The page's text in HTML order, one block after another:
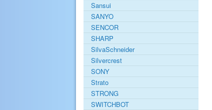
Sansui
SANYO
SENCOR
SHARP
SilvaSchneider
Silvercrest
SONY
Strato
STRONG
SWITCHBOT